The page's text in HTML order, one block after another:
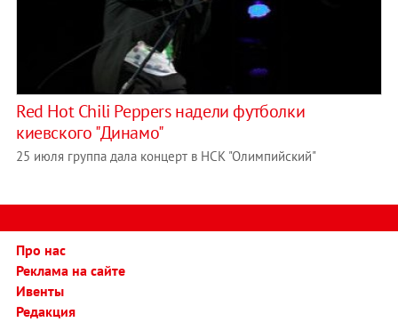
Red Hot Chili Peppers надели футболки
киевского "Динамо"
25 июля группа дала концерт в НСК "Олимпийский"
Про нас
Реклама на сайте
Ивенты
Редакция